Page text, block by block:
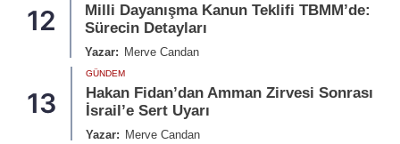
12
Milli Dayanışma Kanun Teklifi TBMM’de:
Sürecin Detayları
Yazar: Merve Candan
13
GÜNDEM
Hakan Fidan’dan Amman Zirvesi Sonrası
İsrail’e Sert Uyarı
Yazar: Merve Candan